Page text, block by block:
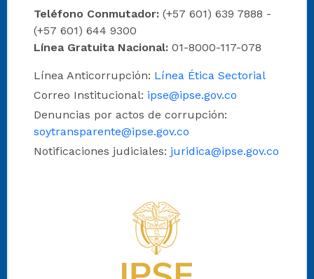
Teléfono Conmutador: (+57 601) 639 7888 -
(+57 601) 644 9300
Línea Gratuita Nacional: 01-8000-117-078
Línea Anticorrupción: Línea Ética Sectorial
Correo Institucional: ipse@ipse.gov.co
Denuncias por actos de corrupción:
soytransparente@ipse.gov.co
Notificaciones judiciales: juridica@ipse.gov.co